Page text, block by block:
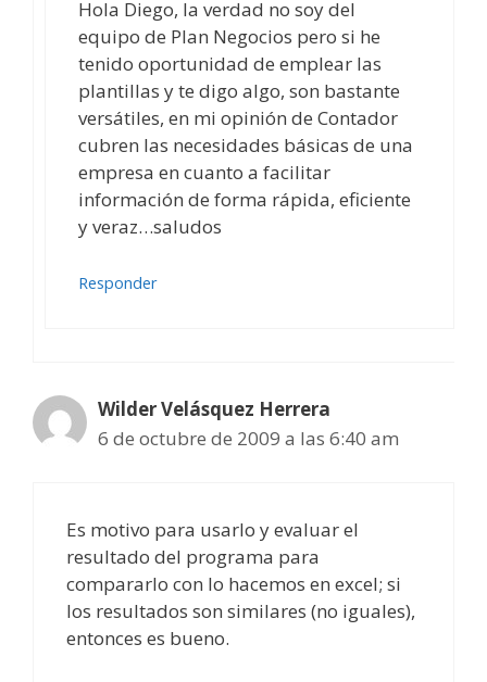
Hola Diego, la verdad no soy del
equipo de Plan Negocios pero si he
tenido oportunidad de emplear las
plantillas y te digo algo, son bastante
versátiles, en mi opinión de Contador
cubren las necesidades básicas de una
empresa en cuanto a facilitar
información de forma rápida, eficiente
y veraz…saludos
Responder
Wilder Velásquez Herrera
6 de octubre de 2009 a las 6:40 am
Es motivo para usarlo y evaluar el
resultado del programa para
compararlo con lo hacemos en excel; si
los resultados son similares (no iguales),
entonces es bueno.